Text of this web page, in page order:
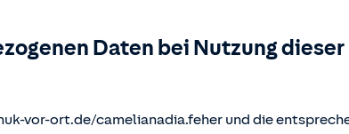
Daten bei Nutzung dieser
vor-ort.de/camelianadia.feher und die